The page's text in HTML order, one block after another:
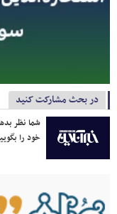
در بحث مشارکت کنید
شما نظر
خود را